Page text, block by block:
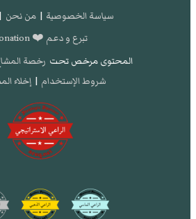
سياسة الخصوصية | من نحن |
تبرع و دعم ❤️ donation
المحتوى مرخص تحت رخصة المشاع
شروط الإستخدام | إخلاء